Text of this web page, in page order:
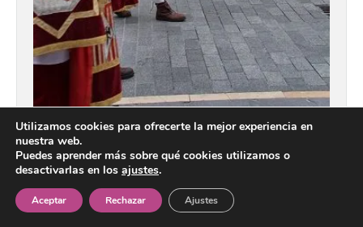
hombre, de este rey a quien hoy recordamos
agradecidos.
Quizá no hayamos sido demasiado diligentes, pues
Utilizamos cookies para ofrecerte la mejor experiencia en
nuestra web.
Puedes aprender más sobre qué cookies utilizamos o
desactivarlas en los ajustes.
Aceptar Rechazar Ajustes